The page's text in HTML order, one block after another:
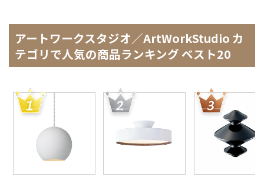
アートワークスタジオ／ArtWorkStudio カ
テゴリで人気の商品ランキング ベスト20